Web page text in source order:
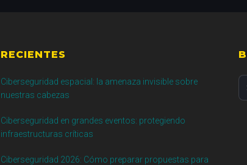
RECIENTES
Ciberseguridad espacial: la amenaza invisible sobre
nuestras cabezas
Ciberseguridad en grandes eventos: protegiendo
infraestructuras críticas
Ciberseguridad 2026: Cómo preparar propuestas para